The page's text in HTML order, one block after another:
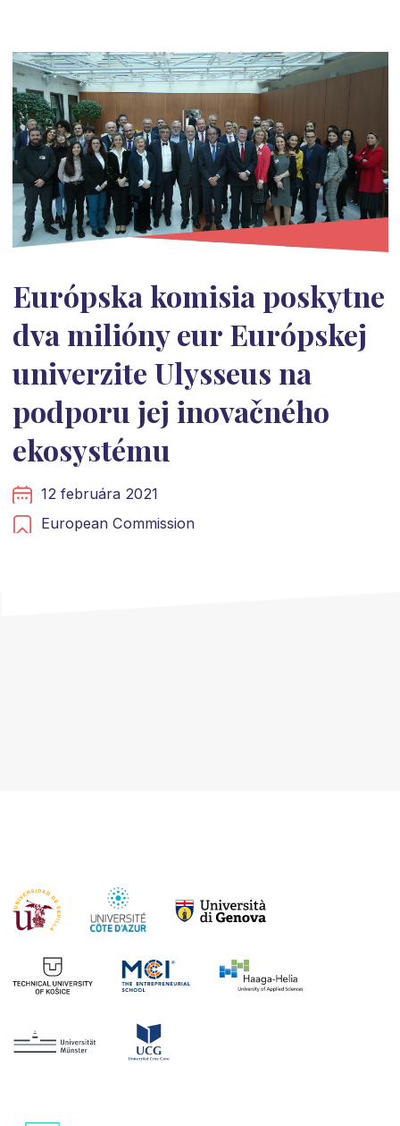
Európska komisia poskytne
dva milióny eur Európskej
univerzite Ulysseus na
podporu jej inovačného
ekosystému
12 februára 2021
European Commission